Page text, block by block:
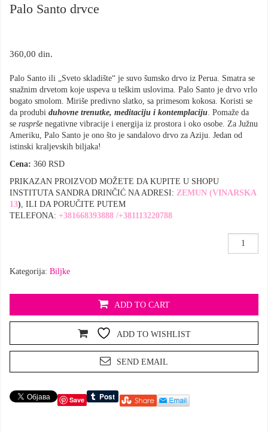
Palo Santo drvce
360,00 din.
Palo Santo ili „Sveto skladište“ je suvo šumsko drvo iz Perua. Smatra se
snažnim drvetom koje uspeva u teškim uslovima. Palo Santo je drvo vrlo
bogato smolom. Miriše predivno slatko, sa primesom kokosa. Koristi se
da produbi duhovne trenutke, meditaciju i kontemplaciju. Pomaže da
se rasprše negativne vibracije i energija iz prostora i oko osobe. Za Južnu
Ameriku, Palo Santo je ono što je sandalovo drvo za Aziju. Jedan od
istinski kraljevskih biljaka!
Cena: 360 RSD
PRIKAZAN PROIZVOD MOŽETE DA KUPITE U SHOPU
INSTITUTA SANDRA DRINČIĆ NA ADRESI: ZEMUN (VINARSKA
13), ILI DA PORUČITE PUTEM
TELEFONA: +381668393888 /+381113220788
Palo
Kategorija: Biljke
ADD TO CART
ADD TO WISHLIST
SEND EMAIL
Save